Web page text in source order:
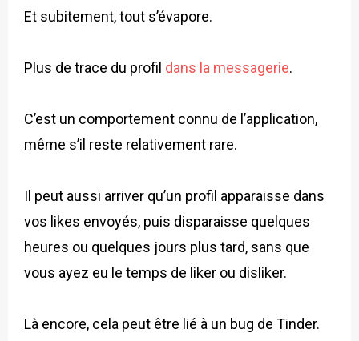
Et subitement, tout s’évapore.
Plus de trace du profil dans la messagerie.
C’est un comportement connu de l’application,
même s’il reste relativement rare.
Il peut aussi arriver qu’un profil apparaisse dans
vos likes envoyés, puis disparaisse quelques
heures ou quelques jours plus tard, sans que
vous ayez eu le temps de liker ou disliker.
Là encore, cela peut être lié à un bug de Tinder.